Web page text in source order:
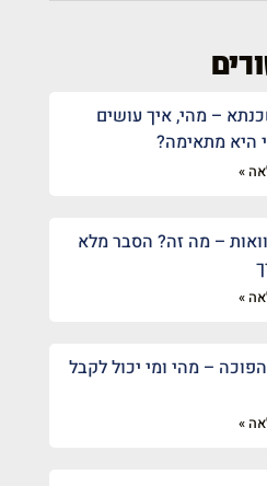
– מהי, איך עושים
היא מתאימה?
»
– מה זה? הסבר מלא
»
– מהי ומי יכול לקבל
»